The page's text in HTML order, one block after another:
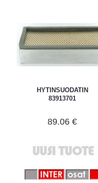
HYTINSUODATIN
83913701
89.06 €